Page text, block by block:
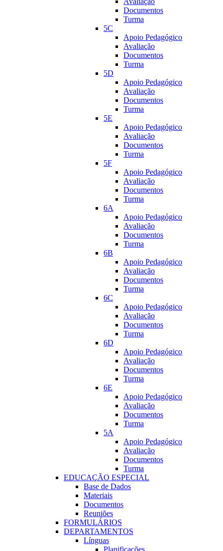
Documentos
Turma
5C
Apoio Pedagógico
Avaliação
Documentos
Turma
5D
Apoio Pedagógico
Avaliação
Documentos
Turma
5E
Apoio Pedagógico
Avaliação
Documentos
Turma
5F
Apoio Pedagógico
Avaliação
Documentos
Turma
6A
Apoio Pedagógico
Avaliação
Documentos
Turma
6B
Apoio Pedagógico
Avaliação
Documentos
Turma
6C
Apoio Pedagógico
Avaliação
Documentos
Turma
6D
Apoio Pedagógico
Avaliação
Documentos
Turma
6E
Apoio Pedagógico
Avaliação
Documentos
Turma
5A
Apoio Pedagógico
Avaliação
Documentos
Turma
EDUCAÇÃO ESPECIAL
Base de Dados
Materiais
Documentos
Reuniões
FORMULÁRIOS
DEPARTAMENTOS
Línguas